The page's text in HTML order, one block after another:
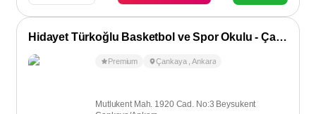
Hidayet Türkoğlu Basketbol ve Spor Okulu - Çankaya
Premium Çankaya ,Ankara
Mutlukent Mah. 1920 Cad. No:3 Beysukent